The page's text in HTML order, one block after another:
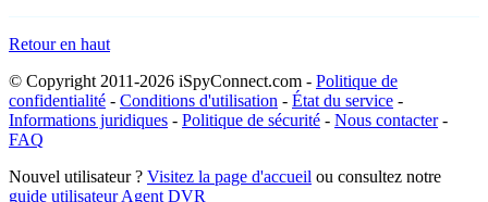
Retour en haut
© Copyright 2011-2026 iSpyConnect.com - Politique de
confidentialité - Conditions d'utilisation - État du service -
Informations juridiques - Politique de sécurité - Nous contacter-
FAQ
Nouvel utilisateur ? Visitez la page d'accueil ou consultez notre
guide utilisateur Agent DVR